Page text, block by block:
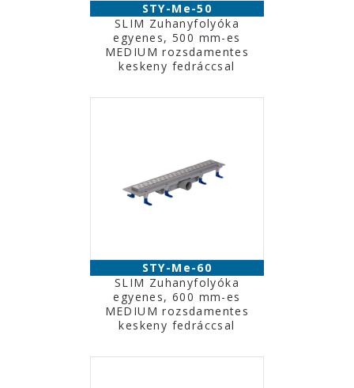
STY-Me-50
SLIM Zuhanyfolyóka
egyenes, 500 mm-es
MEDIUM rozsdamentes
keskeny fedráccsal
STY-Me-60
SLIM Zuhanyfolyóka
egyenes, 600 mm-es
MEDIUM rozsdamentes
keskeny fedráccsal